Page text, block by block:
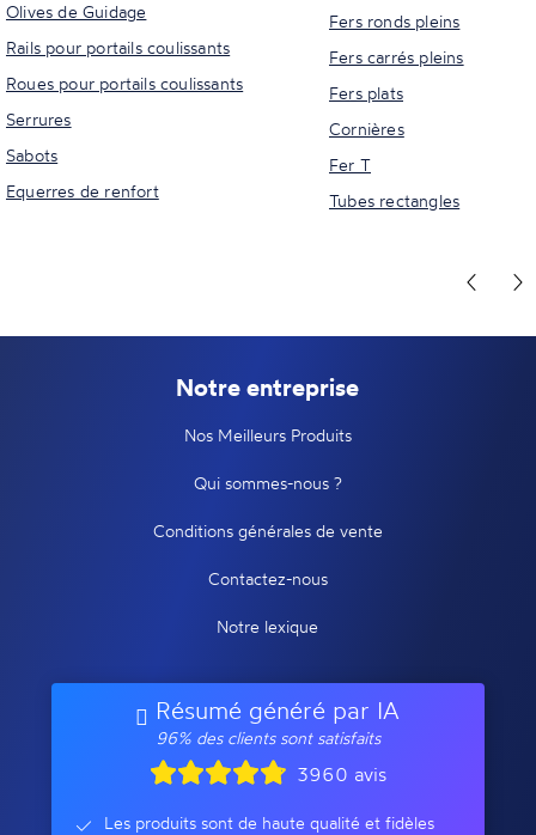
Olives de Guidage
Rails pour portails coulissants
Roues pour portails coulissants
Serrures
Sabots
Equerres de renfort
Fers ronds pleins
Fers carrés pleins
Fers plats
Cornières
Fer T
Tubes rectangles
Notre entreprise
Nos Meilleurs Produits
Qui sommes-nous ?
Conditions générales de vente
Contactez-nous
Notre lexique
Résumé généré par IA
96% des clients sont satisfaits
3960 avis
Les produits sont de haute qualité et fidèles